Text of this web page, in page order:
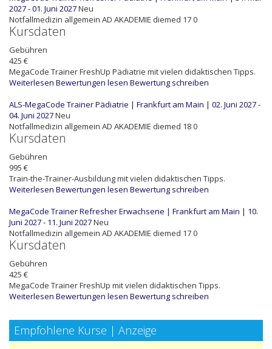
2027 - 01. Juni 2027Neu
Notfallmedizin allgemein AD AKADEMIE diemed 170
Kursdaten
Gebühren
425 €
MegaCode Trainer FreshUp Pädiatrie mit vielen didaktischen Tipps.
Weiterlesen Bewertungen lesen Bewertung schreiben
ALS-MegaCode Trainer Pädiatrie | Frankfurt am Main | 02. Juni 2027 -
04. Juni 2027Neu
Notfallmedizin allgemein AD AKADEMIE diemed 180
Kursdaten
Gebühren
995 €
Train-the-Trainer-Ausbildung mit vielen didaktischen Tipps.
Weiterlesen Bewertungen lesen Bewertung schreiben
MegaCode Trainer Refresher Erwachsene | Frankfurt am Main | 10.
Juni 2027 - 11. Juni 2027Neu
Notfallmedizin allgemein AD AKADEMIE diemed 170
Kursdaten
Gebühren
425 €
MegaCode Trainer FreshUp mit vielen didaktischen Tipps.
Weiterlesen Bewertungen lesen Bewertung schreiben
Empfohlene Kurse | Anzeige